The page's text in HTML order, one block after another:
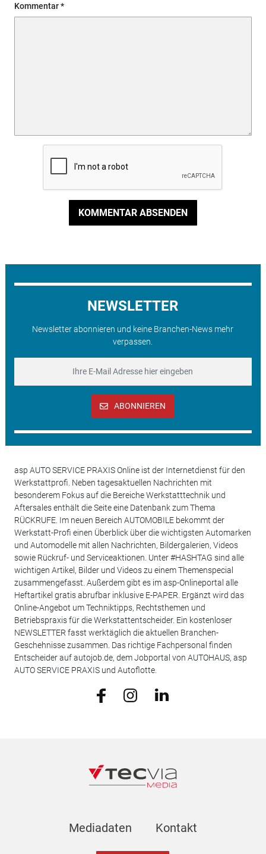
Kommentar
KOMMENTAR ABSENDEN
NEWSLETTER
Newsletter abonnieren und keine Branchen-News mehr
verpassen.
ABONNIEREN
asp AUTO SERVICE PRAXIS Online ist der Internetdienst für den
Werkstattprofi. Neben tagesaktuellen Nachrichten mit
besonderem Fokus auf die Bereiche Werkstatttechnik und
Aftersales enthält die Seite eine Datenbank zum Thema
RÜCKRUFE. Im neuen Bereich AUTOMOBILE bekommt der
Werkstatt-Profi einen Überblick über die wichtigsten Automarken
und Automodelle mit allen Nachrichten, Bildergalerien, Videos
sowie Rückruf- und Serviceaktionen. Unter #HASHTAG sind alle
wichtigen Artikel, Bilder und Videos zu einem Themenspecial
zusammengefasst. Außerdem gibt es im asp-Onlineportal alle
Heftartikel gratis abrufbar inklusive E-PAPER. Ergänzt wird das
Online-Angebot um Techniktipps, Rechtsthemen und
Betriebspraxis für die Werkstattentscheider. Ein kostenloser
NEWSLETTER fasst werktäglich die aktuellen Branchen-
Geschehnisse zusammen. Das richtige Fachpersonal finden
Entscheider auf autojob.de, dem Jobportal von AUTOHAUS, asp
AUTO SERVICE PRAXIS und Autoflotte.
Mediadaten Kontakt